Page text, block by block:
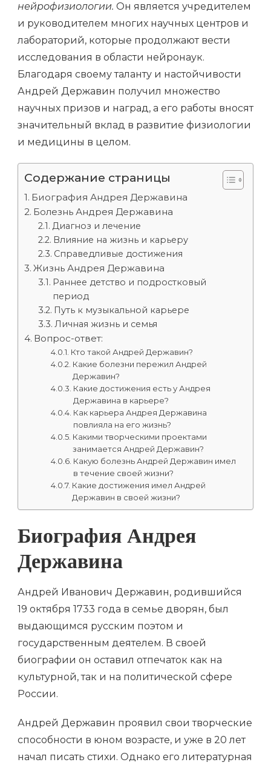
нейрофизиологии. Он является учредителем
и руководителем многих научных центров и
лабораторий, которые продолжают вести
исследования в области нейронаук.
Благодаря своему таланту и настойчивости
Андрей Державин получил множество
научных призов и наград, а его работы вносят
значительный вклад в развитие физиологии
и медицины в целом.
Содержание страницы
Биография Андрея Державина
Болезнь Андрея Державина
Диагноз и лечение
Влияние на жизнь и карьеру
Справедливые достижения
Жизнь Андрея Державина
Раннее детство и подростковый
период
Путь к музыкальной карьере
Личная жизнь и семья
Вопрос-ответ:
Кто такой Андрей Державин?
Какие болезни пережил Андрей
Державин?
Какие достижения есть у Андрея
Державина в карьере?
Как карьера Андрея Державина
повлияла на его жизнь?
Какими творческими проектами
занимается Андрей Державин?
Какую болезнь Андрей Державин имел
в течение своей жизни?
Какие достижения имел Андрей
Державин в своей жизни?
Биография Андрея
Державина
Андрей Иванович Державин, родившийся
19 октября 1733 года в семье дворян, был
выдающимся русским поэтом и
государственным деятелем. В своей
биографии он оставил отпечаток как на
культурной, так и на политической сфере
России.
Андрей Державин проявил свои творческие
способности в юном возрасте, и уже в 20 лет
начал писать стихи. Однако его литературная